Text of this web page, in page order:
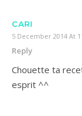
CARI
5 December 2014 At
Reply
Chouette ta
esprit ^^